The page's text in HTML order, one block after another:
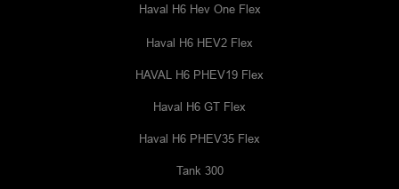
Haval H6 Hev One Flex
Haval H6 HEV2 Flex
HAVAL H6 PHEV19 Flex
Haval H6 GT Flex
Haval H6 PHEV35 Flex
Tank 300